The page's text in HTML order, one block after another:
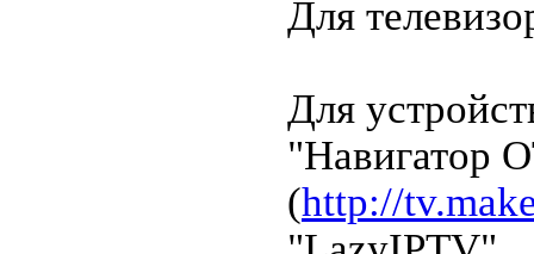
Для
Для
"Навигатор
(http://